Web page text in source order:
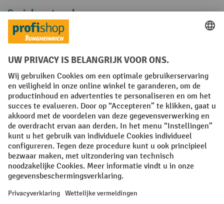
Sociale netwerken
Facebook
YouTube
LinkedInInstagram
Algemene leveringsvoorwaarden Copyright
Privacyverklaring Privacy Instellingen
All prices excl. VAT plusshipping costs and possible delivery charges,
if not stated otherwise.
¹ De korting is geldig zolang de voorraad strekt. De korting is niet van
toepassing op speciale prijzen. Een combinatie met andere
procentuele kortingen of vouchers is niet mogelijk. | ² De korting
nieuwsbrief. De voucher is 10 dagen geldig en kan online worden